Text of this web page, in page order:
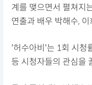
계를 맺으면서 펼쳐지
연출과 배우 박해수,
'허수아비'는 1회 시청
등 시청자들의 관심을